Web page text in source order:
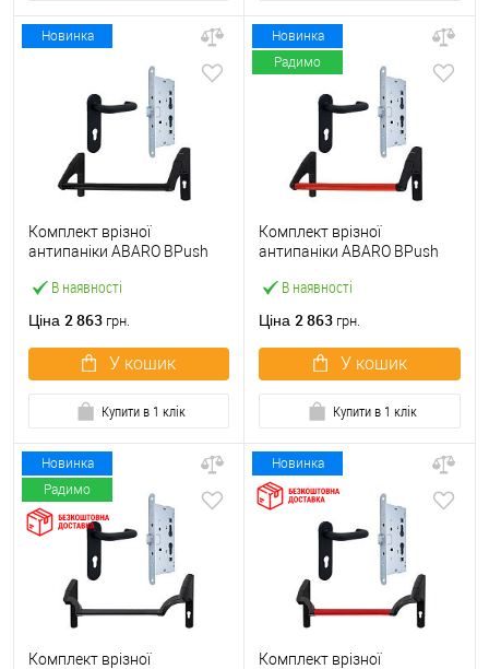
Новинка
В наявності
Комплект врізної
антипаніки ABARO BPush
чорний із замком та ручкою
Ціна 2 863 грн.
У кошик
Купити в 1 клік
Новинка
Радимо
В наявності
Комплект врізної
антипаніки ABARO BPush
червоний із замком та
Ціна 2 863 грн.
У кошик
Купити в 1 клік
Новинка
Радимо
Комплект врізної
Новинка
Комплект врізної